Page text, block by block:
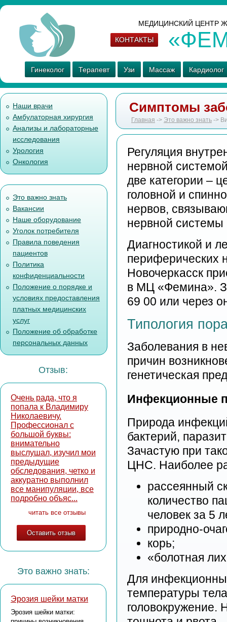
МЕДИЦИНСКИЙ ЦЕНТР
КОНТАКТЫ
Гинеколог Терапевт Узи Массаж Кардиолог
Наши врачи
Амбулаторная хирургия
Анализы и лабораторные
исследования
Урология
Онкология
Это важно знать
Вакансии
Наше оборудование
Уголок потребителя
Правила поведения
пациентов
Политика
конфиденциальности
Положение о порядке и
условиях предоставления
платных медицинских
услуг
Положение об обработке
персональных данных
Отзыв:
Очень рада, что я
попала к Владимиру
Николаевичу.
Профессионал с
большой буквы:
внимательно
выслушал, изучил мои
предыдущие
обследования, четко и
аккуратно выполнил
все манипуляции, все
подробно объяс...
читать все отзывы
Оставить отзыв
Это важно знать:
Эрозия шейки матки
Эрозия шейки матки:
Симптомы
Главная -> Это важно знать ->
Регуляция
нервной
две категории –
головной и
нервов,
нервной системы
Диагностикой и
периферических
Новочеркасск
в МЦ «Фемина».
69 00 или через
Типология
Заболевания в
причин
генетическая
Инфекционные
Природа
бактерий,
Зачастую при
ЦНС. Наиболее
рассеянный
количество
человек за 5
природно-
корь;
«болотная
Для
температуры
головокружение.